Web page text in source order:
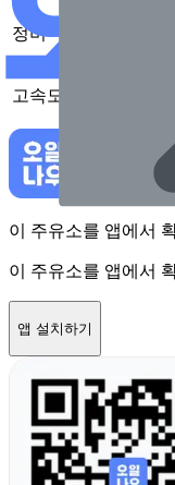
정비
고속도로
이 주유소를 앱에서
이 주유소를 앱에서
앱 설치하기